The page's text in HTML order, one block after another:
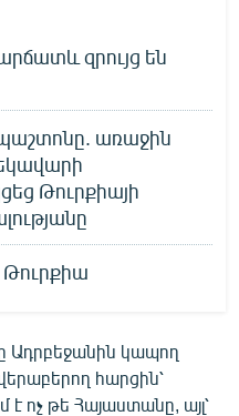
զրույց են
առաջին
Թուրքիայի
Թուրքիա
կապող
հարցին՝
ոչ թե Հայաստանը, այլ՝